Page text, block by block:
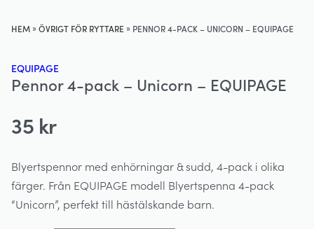
HEM»ÖVRIGT FÖR RYTTARE » PENNOR 4-PACK – UNICORN – EQUIPAGE
EQUIPAGE
Pennor 4-pack – Unicorn – EQUIPAGE
35 kr
Blyertspennor med enhörningar & sudd, 4-pack i olika
färger. Från EQUIPAGE modell Blyertspenna 4-pack
“Unicorn”, perfekt till hästälskande barn.